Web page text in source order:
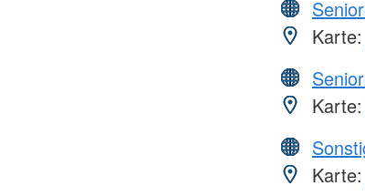
Karte:
Karte:
Karte: